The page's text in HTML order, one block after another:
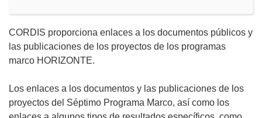
CORDIS proporciona enlaces a los documentos públicos y
las publicaciones de los proyectos de los programas
marco HORIZONTE.
Los enlaces a los documentos y las publicaciones de los
proyectos del Séptimo Programa Marco, así como los